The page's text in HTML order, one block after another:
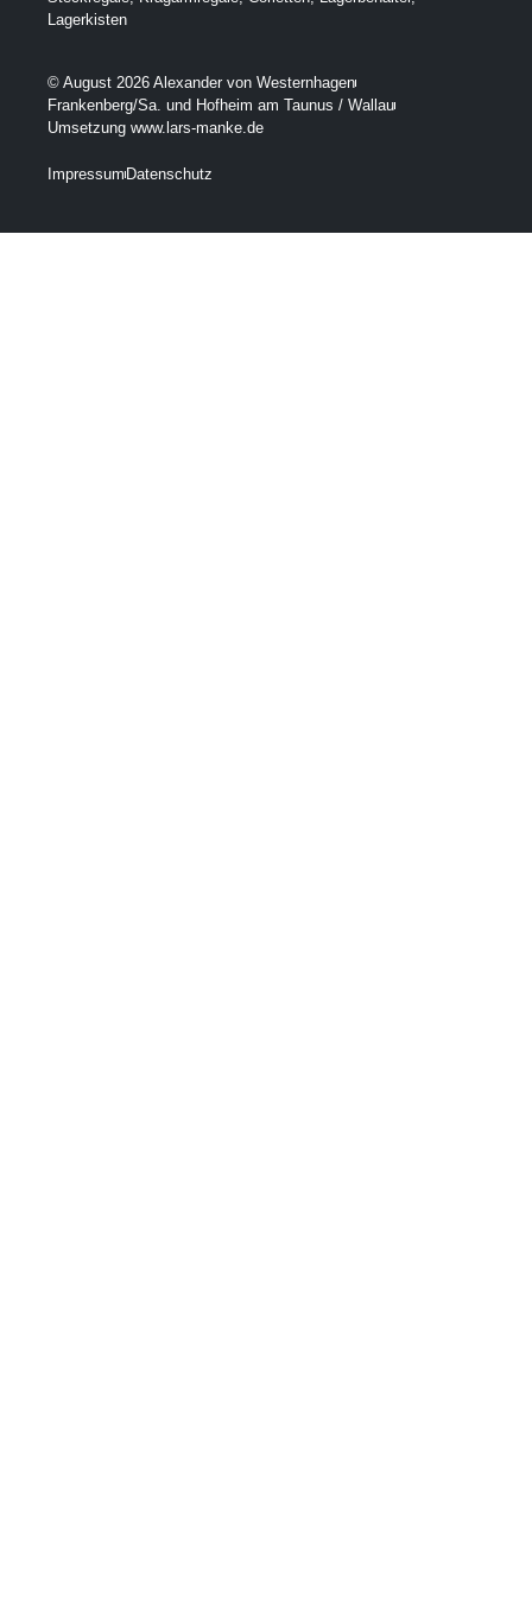
Lagerkisten
© August 2026 Alexander von Westernhagen
Frankenberg/Sa. und Hofheim am Taunus / Wallau
Umsetzung www.lars-manke.de
Impressum Datenschutz